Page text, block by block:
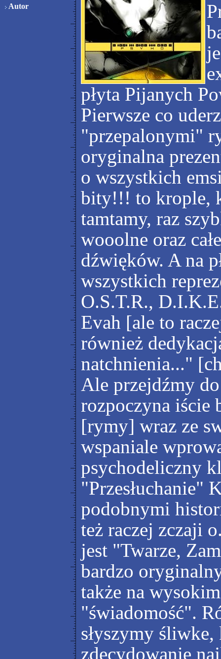
Autor
płyta Pijanych
Pierwsze co
"przepalonymi"
oryginalna
o wszystkich
bity!!! to krople,
tamtamy, raz
wooolne oraz
dźwięków. A na
wszystkich
O.S.T.R.,
Evah [ale to
również
natchnienia..."
Ale przejdźmy
rozpoczyna iście
[rymy] wraz ze
wspaniale
psychodeliczny
"Przesłuchanie"
podobnymi
też raczej zczaji
jest "Twarze,
bardzo
także na
"świadomość".
słyszymy
zdecydowanie